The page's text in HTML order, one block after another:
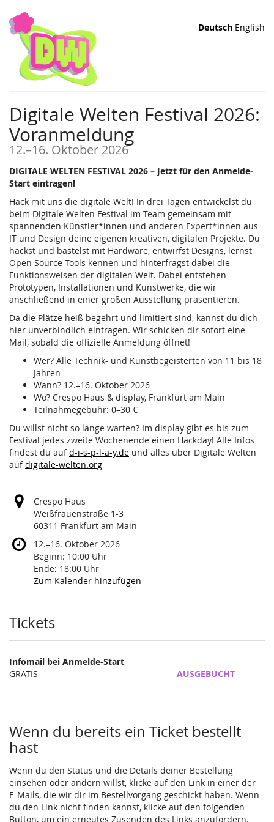
Zum
Haupt-
Inhalt
springen
Deutsch English
Digitale Welten Festival 2026:
Voranmeldung
12.–bis
16. Oktober 2026
DIGITALE WELTEN FESTIVAL 2026 – Jetzt für den Anmelde-
Start eintragen!
Hack mit uns die digitale Welt! In drei Tagen entwickelst du
beim Digitale Welten Festival im Team gemeinsam mit
spannenden Künstler*innen und anderen Expert*innen aus
IT und Design deine eigenen kreativen, digitalen Projekte. Du
hackst und bastelst mit Hardware, entwirfst Designs, lernst
Open Source Tools kennen und hinterfragst dabei die
Funktionsweisen der digitalen Welt. Dabei entstehen
Prototypen, Installationen und Kunstwerke, die wir
anschließend in einer großen Ausstellung präsentieren.
Da die Plätze heiß begehrt und limitiert sind, kannst du dich
hier unverbindlich eintragen. Wir schicken dir sofort eine
Mail, sobald die offizielle Anmeldung öffnet!
Wer? Alle Technik- und Kunstbegeisterten von 11 bis 18
Jahren
Wann? 12.–16. Oktober 2026
Wo? Crespo Haus & display, Frankfurt am Main
Teilnahmegebühr: 0–30 €
Du willst nicht so lange warten? Im display gibt es bis zum
Festival jedes zweite Wochenende einen Hackday! Alle Infos
findest du aufd-i-s-p-l-a-y.de und alles über Digitale Welten
aufdigitale-welten.org
Crespo Haus
Weißfrauenstraße 1-3
60311 Frankfurt am Main
12.–bis
16. Oktober 2026
Beginn: 10:00 Uhr
Ende: 18:00 Uhr
Zum Kalender hinzufügen
Produkte
Tickets
Infomail bei Anmelde-Start
GRATIS
AUSGEBUCHT
Wenn du bereits ein Ticket bestellt
hast
Wenn du den Status und die Details deiner Bestellung
einsehen oder ändern willst, klicke auf den Link in einer der
E-Mails, die wir dir im Bestellvorgang geschickt haben. Wenn
du den Link nicht finden kannst, klicke auf den folgenden
Button, um ein erneutes Zusenden des Links anzufordern.